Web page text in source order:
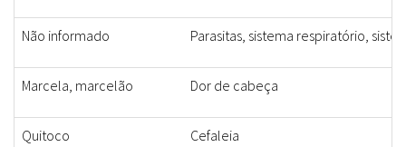
Não informado Parasitas, sistema respiratório,
Marcela, marcelão Dor de cabeça
Quitoco Cefaleia